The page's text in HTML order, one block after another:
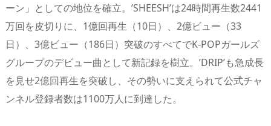
ーン」としての地位を確立。’SHEESH’は24時間再生数2441
万回を皮切りに、1億回再生（10日）、2億ビュー（33
日）、3億ビュー（186日）突破のすべてでK-POPガールズ
グループのデビュー曲として新記録を樹立。’DRIP’も急成長
を見せ2億回再生を突破し、その勢いに支えられて公式チャ
ンネル登録者数は1100万人に到達した。